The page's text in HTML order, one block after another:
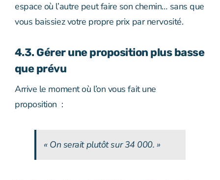
espace où l’autre peut faire son chemin… sans que
vous baissiez votre propre prix par nervosité.
4.3. Gérer une proposition plus basse
que prévu
Arrive le moment où l’on vous fait une
proposition :
« On serait plutôt sur 34 000. »